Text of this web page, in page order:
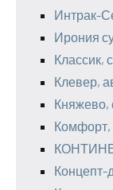
Интрак-
Ирония
Классик,
Клевер,
Княжево,
Комфорт,
Концепт-д